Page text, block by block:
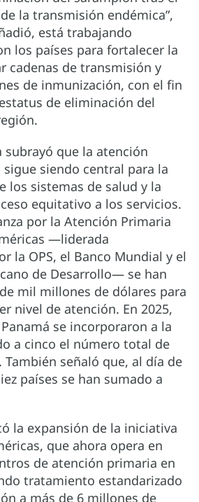
la transmisión endémica”,
está trabajando
los países para fortalecer la
cadenas de transmisión y
de inmunización, con el fin
de eliminación del
subrayó que la atención
siendo central para la
los sistemas de salud y la
equitativo a los servicios.
por la Atención Primaria
—liderada
la OPS, el Banco Mundial y el
de Desarrollo— se han
mil millones de dólares para
nivel de atención. En 2025,
se incorporaron a la
a cinco el número total de
señaló que, al día de
países se han sumado a
la expansión de la iniciativa
que ahora opera en
de atención primaria en
tratamiento estandarizado
a más de 6 millones de